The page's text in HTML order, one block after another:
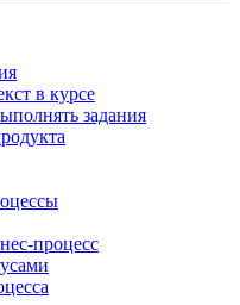
в курсе
задания
процесс